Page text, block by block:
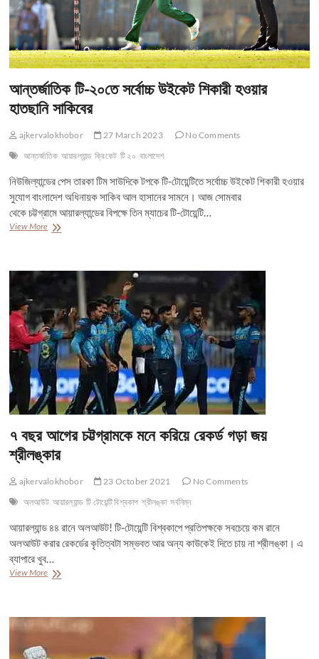
আন্তর্জাতিক টি-২০তে সর্বোচ্চ উইকেট শিকারী হওয়ার
হাতছানি সাকিবের
ajkervalokhobor 27 March 2023
No Comments
আন্তর্জাতিক আয়ারল্যান্ড ক্রিকেট টি ২০ বাংলাদেশ
নিউজিল্যান্ডের পেস তারকা টিম সাউদিকে টপকে টি-টোয়েন্টিতে সর্বোচ্চ উইকেট শিকারী হওয়ার
সুযোগ বাংলাদেশ অধিনায়ক সাকিব আল হাসানের সামনে। আজ সোমবার
থেকে চট্টগ্রামে আয়ারল্যান্ডের বিপক্ষে তিন ম্যাচের টি-টোয়েন্টি…
View Moreআন্তর্জাতিক
শিকারী
সাকিবের
৭ বছর আগের চট্টগ্রামকে মনে করিয়ে রেকর্ড গড়া জয়
শ্রীলঙ্কার
ajkervalokhobor 23 October 2021
No Comments
অলআউট আয়ারল্যান্ড টি টোয়েন্টি বিশ্বকাপ শ্রীলঙ্কা সর্বনিম্ন
আয়ারল্যান্ড ৪৪ রানে অলআউট! টি-টোয়েন্টি বিশ্বকাপে প্রতিপক্ষকে সবচেয়ে কম রানে
অলআউট করার রেকর্ডের কৃতিত্বটা সম্ভবত আর অন্য কাউকেই দিতে চায় না শ্রীলঙ্কা। এ
ব্যাপারে খুব…
View More৭